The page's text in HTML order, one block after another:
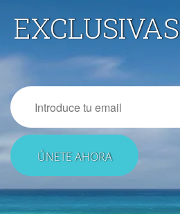
EXCLUSIVAS
Email